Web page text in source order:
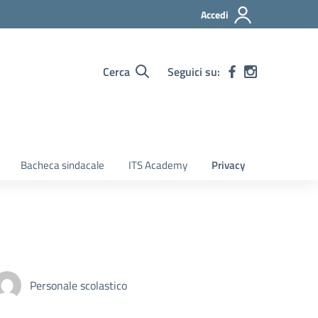
Accedi
Cerca Seguici su:
Bacheca sindacale ITS Academy Privacy
Personale scolastico